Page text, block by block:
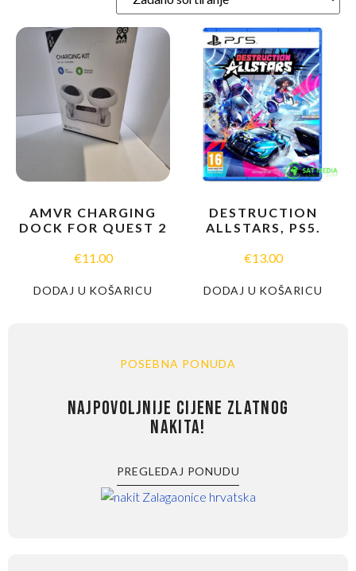
AMVR CHARGING
DOCK FOR QUEST 2
€11.00
DODAJ U KOŠARICU
DESTRUCTION
ALLSTARS, PS5.
€13.00
DODAJ U KOŠARICU
POSEBNA PONUDA
NAJPOVOLJNIJE CIJENE ZLATNOG
NAKITA!
PREGLEDAJ PONUDU